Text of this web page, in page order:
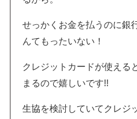
せっかくお金を払うのに銀
んてもったいない！
クレジットカードが使える
まるので嬉しいです!!
生協を検討していてクレジ